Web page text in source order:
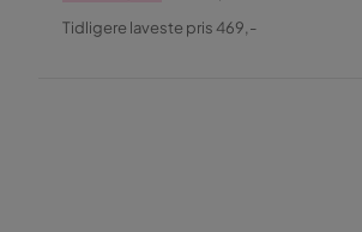
Pris
Original
Tidligere laveste pris 469,-